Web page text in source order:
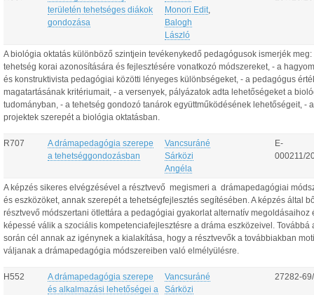
területén tehetséges diákok
gondozása
Monori Edit
Balogh
László
A biológia oktatás különböző szintjein tevékenykedő pedagógusok ismerjék meg:
tehetség korai azonosítására és fejlesztésére vonatkozó módszereket, - a
és konstruktivista pedagógiai közötti lényeges különbségeket, - a pedagógus
magatartásának kritériumait, - a versenyek, pályázatok adta lehetőségeket a
tudományban, - a tehetség gondozó tanárok együttműködésének lehetőségeit, - a
projektek szerepét a biológia oktatásban.
R707
A drámapedagógia szerepe
a tehetséggondozásban
Vancsuráné
Sárközi
Angéla
E-
000211/
A képzés sikeres elvégzésével a résztvevő megismeri a drámapedagógiai
és eszközöket, annak szerepét a tehetségfejlesztés segítésében. A képzés által
résztvevő módszertani ötlettára a pedagógiai gyakorlat alternatív megoldásaihoz
képessé válik a szociális kompetenciafejlesztésre a dráma eszközeivel. Továbbá
során cél annak az igénynek a kialakítása, hogy a résztvevők a továbbiakban
váljanak a drámapedagógia módszereiben való elmélyülésre.
H552
A drámapedagógia szerepe
és alkalmazási lehetőségei a
Vancsuráné
Sárközi
27282-